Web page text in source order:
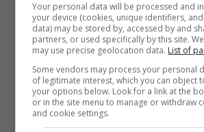
Your personal data will be processed and
your device (cookies, unique identifiers,
data) may be stored by, accessed by and
partners, or used specifically by this site.
may use precise geolocation data. List of
Some vendors may process your personal
of legitimate interest, which you can object
your options below. Look for a link at the
or in the site menu to manage or withdraw
and cookie settings.